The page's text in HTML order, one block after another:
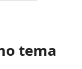
tema